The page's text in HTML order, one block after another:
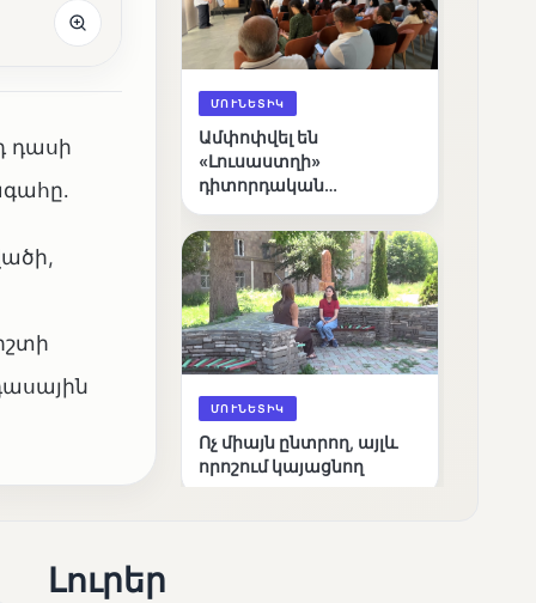
դասի
ՄՈՒՆԵՏԻԿ
Ամփոփվել են
«Լուսաստղի»
դիտորդական
արդյունքները
ՄՈՒՆԵՏԻԿ
Ոչ միայն ընտրող, այլև
որոշում կայացնող
Լուրեր